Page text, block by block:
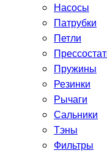
Насосы
Патрубки
Петли
Пружины
Резинки
Рычаги
Сальники
Тэны
Фильтры